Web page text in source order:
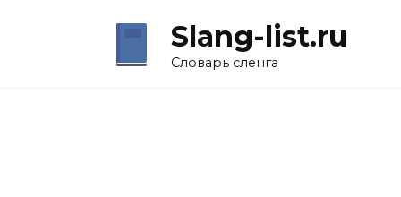
Slang-list.ru
Словарь сленга